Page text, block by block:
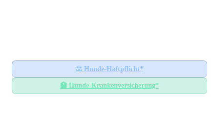
⚖️ Hunde-Haftpflicht*
🏥 Hunde-Krankenversicherung*